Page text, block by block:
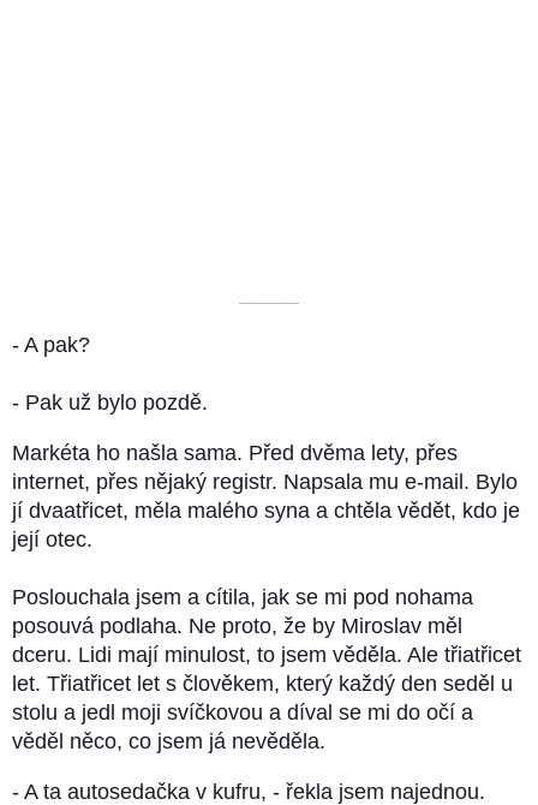
––––––––––
- A pak?
- Pak už bylo pozdě.
Markéta ho našla sama. Před dvěma lety, přes
internet, přes nějaký registr. Napsala mu e-mail. Bylo
jí dvaatřicet, měla malého syna a chtěla vědět, kdo je
její otec.
Poslouchala jsem a cítila, jak se mi pod nohama
posouvá podlaha. Ne proto, že by Miroslav měl
dceru. Lidi mají minulost, to jsem věděla. Ale třiatřicet
let. Třiatřicet let s člověkem, který každý den seděl u
stolu a jedl moji svíčkovou a díval se mi do očí a
věděl něco, co jsem já nevěděla.
- A ta autosedačka v kufru, - řekla jsem najednou.